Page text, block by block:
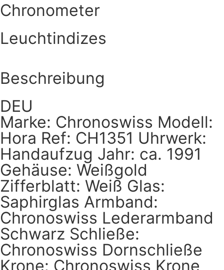
Chronometer
Leuchtindizes
Beschreibung
DEU
Marke: Chronoswiss Modell:
Hora Ref: CH1351 Uhrwerk:
Handaufzug Jahr: ca. 1991
Gehäuse: Weißgold
Zifferblatt: Weiß Glas:
Saphirglas Armband:
Chronoswiss Lederarmband
Schwarz Schließe:
Chronoswiss Dornschließe
Krone: Chronoswiss Krone